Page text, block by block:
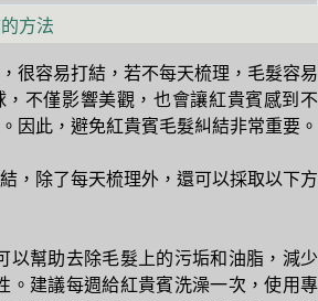
方法
很容易打結，若不每天梳理，毛髮容易
不僅影響美觀，也會讓紅貴賓感到不
因此，避免紅貴賓毛髮糾結非常重要。
，除了每天梳理外，還可以採取以下方
以幫助去除毛髮上的污垢和油脂，減少
。建議每週給紅貴賓洗澡一次，使用專